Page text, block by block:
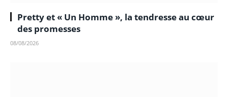
Pretty et « Un Homme », la tendresse au cœur
des promesses
08/08/2026